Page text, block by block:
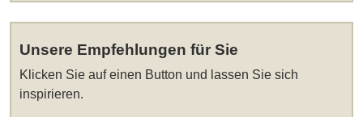
Unsere Empfehlungen für Sie
Klicken Sie auf einen Button und lassen Sie sich
inspirieren.